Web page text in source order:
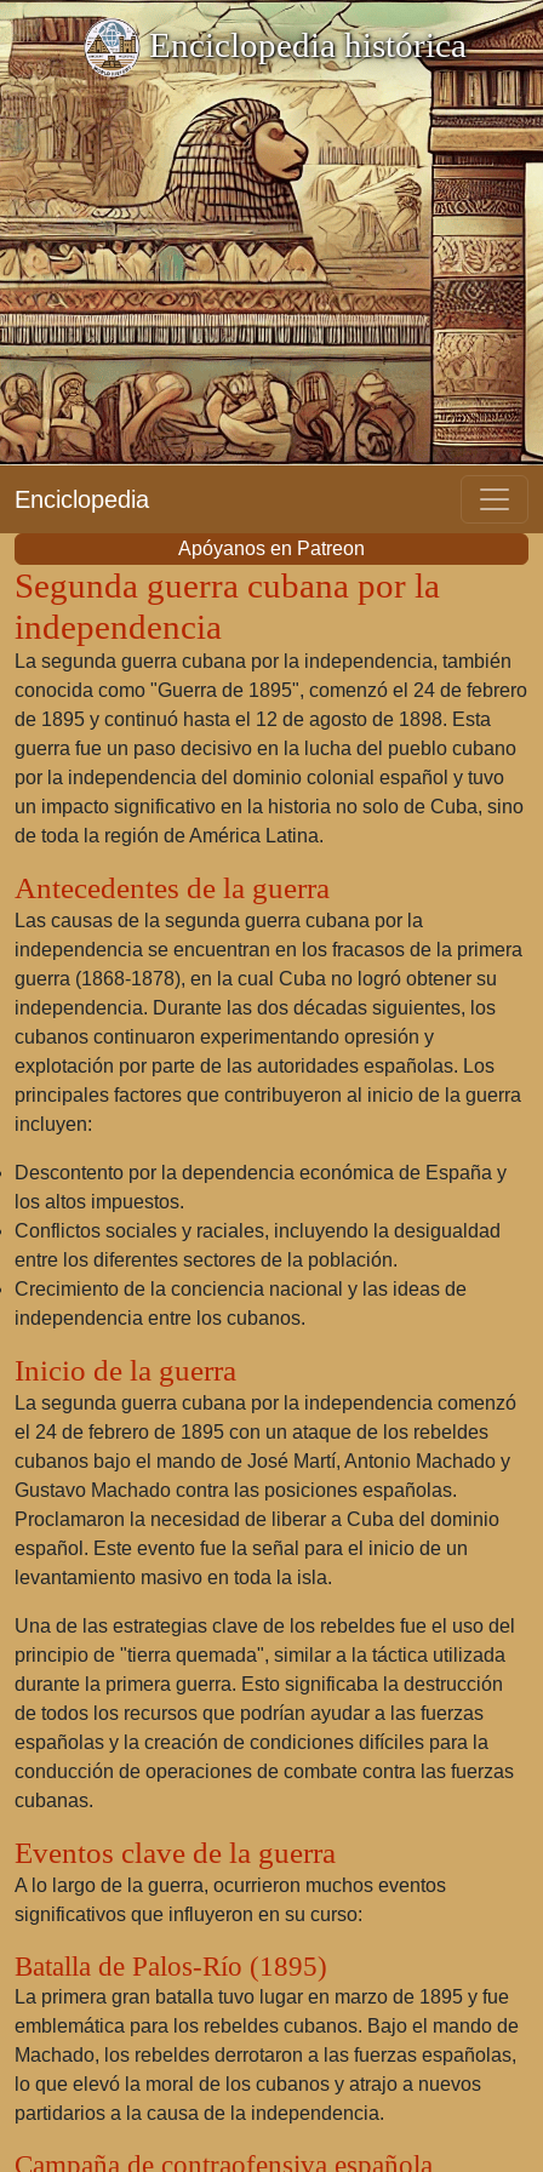
Enciclopedia histórica
Enciclopedia
Apóyanos en Patreon
Segunda guerra cubana por la
independencia
La segunda guerra cubana por la independencia, también
conocida como "Guerra de 1895", comenzó el 24 de febrero
de 1895 y continuó hasta el 12 de agosto de 1898. Esta
guerra fue un paso decisivo en la lucha del pueblo cubano
por la independencia del dominio colonial español y tuvo
un impacto significativo en la historia no solo de Cuba, sino
de toda la región de América Latina.
Antecedentes de la guerra
Las causas de la segunda guerra cubana por la
independencia se encuentran en los fracasos de la primera
guerra (1868-1878), en la cual Cuba no logró obtener su
independencia. Durante las dos décadas siguientes, los
cubanos continuaron experimentando opresión y
explotación por parte de las autoridades españolas. Los
principales factores que contribuyeron al inicio de la guerra
incluyen:
Descontento por la dependencia económica de España y
los altos impuestos.
Conflictos sociales y raciales, incluyendo la desigualdad
entre los diferentes sectores de la población.
Crecimiento de la conciencia nacional y las ideas de
independencia entre los cubanos.
Inicio de la guerra
La segunda guerra cubana por la independencia comenzó
el 24 de febrero de 1895 con un ataque de los rebeldes
cubanos bajo el mando de José Martí, Antonio Machado y
Gustavo Machado contra las posiciones españolas.
Proclamaron la necesidad de liberar a Cuba del dominio
español. Este evento fue la señal para el inicio de un
levantamiento masivo en toda la isla.
Una de las estrategias clave de los rebeldes fue el uso del
principio de "tierra quemada", similar a la táctica utilizada
durante la primera guerra. Esto significaba la destrucción
de todos los recursos que podrían ayudar a las fuerzas
españolas y la creación de condiciones difíciles para la
conducción de operaciones de combate contra las fuerzas
cubanas.
Eventos clave de la guerra
A lo largo de la guerra, ocurrieron muchos eventos
significativos que influyeron en su curso:
Batalla de Palos-Río (1895)
La primera gran batalla tuvo lugar en marzo de 1895 y fue
emblemática para los rebeldes cubanos. Bajo el mando de
Machado, los rebeldes derrotaron a las fuerzas españolas,
lo que elevó la moral de los cubanos y atrajo a nuevos
partidarios a la causa de la independencia.
Campaña de contraofensiva española